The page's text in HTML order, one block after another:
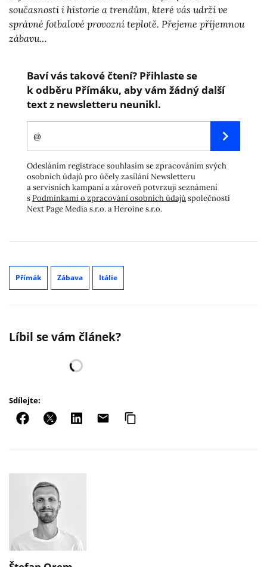
současnosti i historie a trendům, které vás udrží ve
správné fotbalové provozní teplotě. Přejeme příjemnou
zábavu…
Baví vás takové čtení? Přihlaste se
k odběru Přímáku, aby vám žádný další
text z newsletteru neunikl.
Odesláním registrace souhlasím se zpracováním svých
osobních údajů pro účely zasílání Newsletteru
a servisních kampaní a zároveň potvrzuji seznámení
sPodmínkami o zpracování osobních údajůspolečností
Next Page Media s.r.o. a Heroine s.r.o.
Přímák Zábava Itálie
Líbil se vám článek?
Sdílejte: